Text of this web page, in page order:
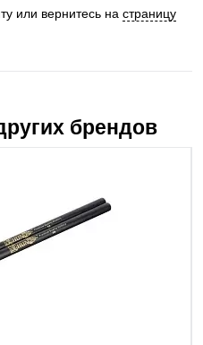
или вернитесь на страницу
брендов